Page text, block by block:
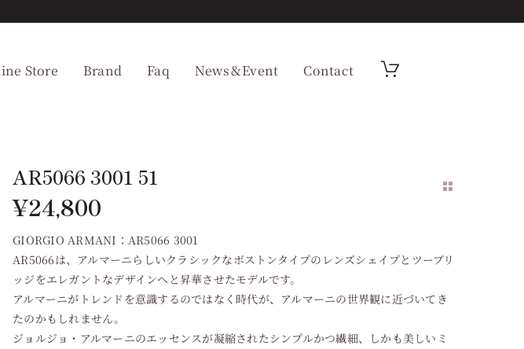
Store Brand Faq News＆Event Contact
AR5066 3001 51
¥24,800
GIORGIO ARMANI：AR5066 3001
AR5066は、アルマーニらしいクラシックなボストンタイプのレンズシェイプとツーブリ
ッジをエレガントなデザインへと昇華させたモデルです。
アルマーニがトレンドを意識するのではなく時代が、アルマーニの世界観に近づいてき
たのかもしれません。
ジョルジョ・アルマーニのエッセンスが凝縮されたシンプルかつ繊細、しかも美しいミ